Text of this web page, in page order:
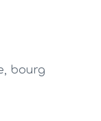
bourg